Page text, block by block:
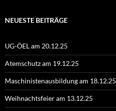
NEUESTE BEITRÄGE
UG-ÖEL am 20.12.25
Atemschutz am 19.12.25
Maschinistenausbildung am 18.12.25
Weihnachtsfeier am 13.12.25